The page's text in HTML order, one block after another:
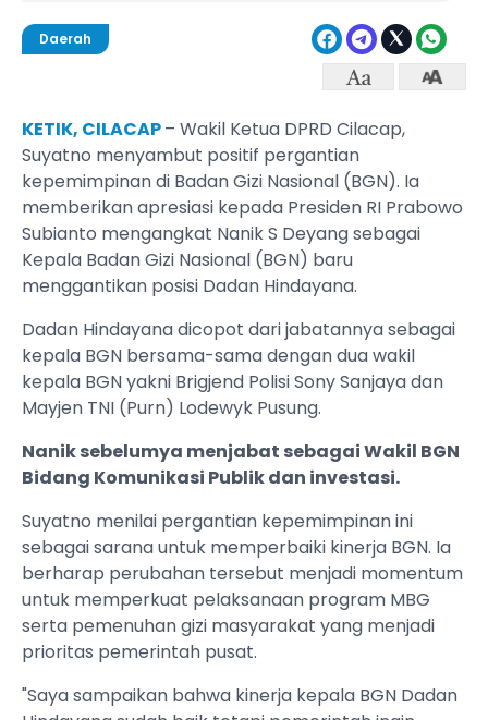
Daerah
KETIK, CILACAP– Wakil Ketua DPRD Cilacap,
Suyatno menyambut positif pergantian
kepemimpinan di Badan Gizi Nasional (BGN). Ia
memberikan apresiasi kepada Presiden RI Prabowo
Subianto mengangkat Nanik S Deyang sebagai
Kepala Badan Gizi Nasional (BGN) baru
menggantikan posisi Dadan Hindayana.
Dadan Hindayana dicopot dari jabatannya sebagai
kepala BGN bersama-sama dengan dua wakil
kepala BGN yakni Brigjend Polisi Sony Sanjaya dan
Mayjen TNI (Purn) Lodewyk Pusung.
Nanik sebelumya menjabat sebagai Wakil BGN
Bidang Komunikasi Publik dan investasi.
Suyatno menilai pergantian kepemimpinan ini
sebagai sarana untuk memperbaiki kinerja BGN. Ia
berharap perubahan tersebut menjadi momentum
untuk memperkuat pelaksanaan program MBG
serta pemenuhan gizi masyarakat yang menjadi
prioritas pemerintah pusat.
"Saya sampaikan bahwa kinerja kepala BGN Dadan